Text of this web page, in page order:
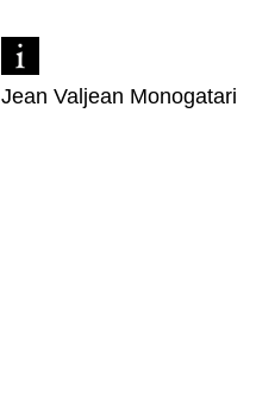
Jean Valjean Monogatari